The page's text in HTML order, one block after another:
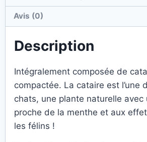
Avis (0)
Description
Intégralement composée de
compactée. La cataire est l’une
chats, une plante naturelle avec
proche de la menthe et aux
les félins !